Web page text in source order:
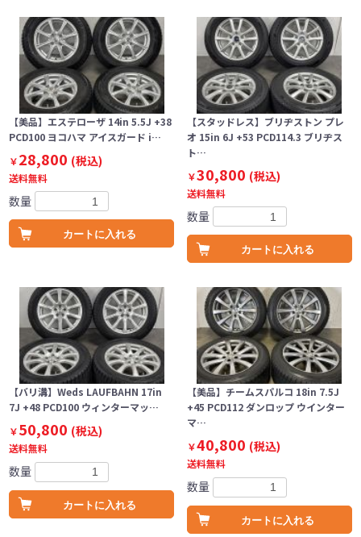
【美品】エステローザ 14in 5.5J +38
PCD100 ヨコハマ アイスガード i…
￥28,800 (税込)
送料無料
数量
カートに入れる
【スタッドレス】ブリヂストン プレ
オ 15in 6J +53 PCD114.3 ブリヂス
ト…
￥30,800 (税込)
送料無料
数量
カートに入れる
【バリ溝】Weds LAUFBAHN 17in
7J +48 PCD100 ウィンターマッ…
￥50,800 (税込)
送料無料
数量
カートに入れる
【美品】チームスパルコ 18in 7.5J
+45 PCD112 ダンロップ ウインター
マ…
￥40,800 (税込)
送料無料
数量
カートに入れる